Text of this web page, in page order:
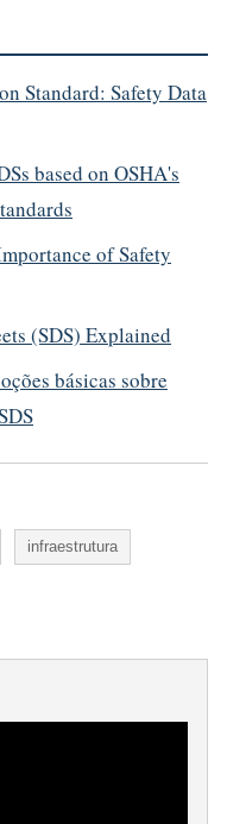
Standard: Safety Data
based on OSHA's
of Safety
(SDS) Explained
básicas sobre
infraestrutura